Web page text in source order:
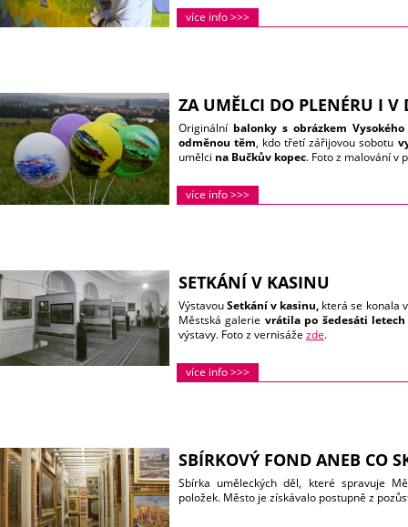
více info >>>
ZA UMĚLCI DO PLENÉRU I V
Originální balonky s obrázkem
odměnou těm, kdo třetí zářijovou sobotu
umělci na Bučkův kopec. Foto z malování v
více info >>>
SETKÁNÍ V KASINU
VýstavouSetkání v kasinu, která se konala
Městská galerie vrátila po šedesáti letech
výstavy. Foto z vernisáže zde.
více info >>>
SBÍRKOVÝ FOND ANEB CO
Sbírka uměleckých děl, které spravuje
položek. Město je získávalo postupně z